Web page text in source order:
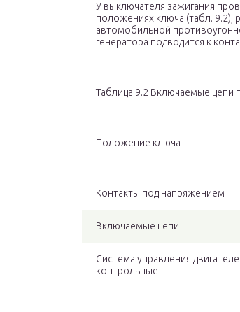
У выключателя зажигания
положениях ключа (табл. 9.2),
автомобильной
генератора подводится к
Таблица 9.2 Включаемые цепи
Положение ключа
Контакты под напряжением
Включаемые цепи
Система управления
контрольные